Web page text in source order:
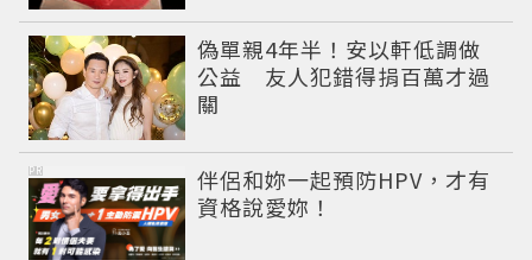
偽單親4年半！安以軒低調做
公益 友人犯錯得捐百萬才過
關
伴侶和妳一起預防HPV，才有
資格說愛妳！
PR